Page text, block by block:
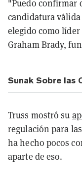
"Puedo confirmar
candidatura
elegido como
Graham Brady,
Sunak Sobre las
Truss mostró su
regulación para
ha hecho pocos
aparte de eso.